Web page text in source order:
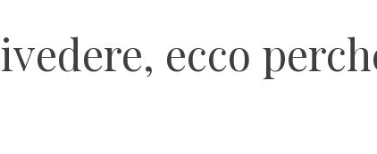
ecco